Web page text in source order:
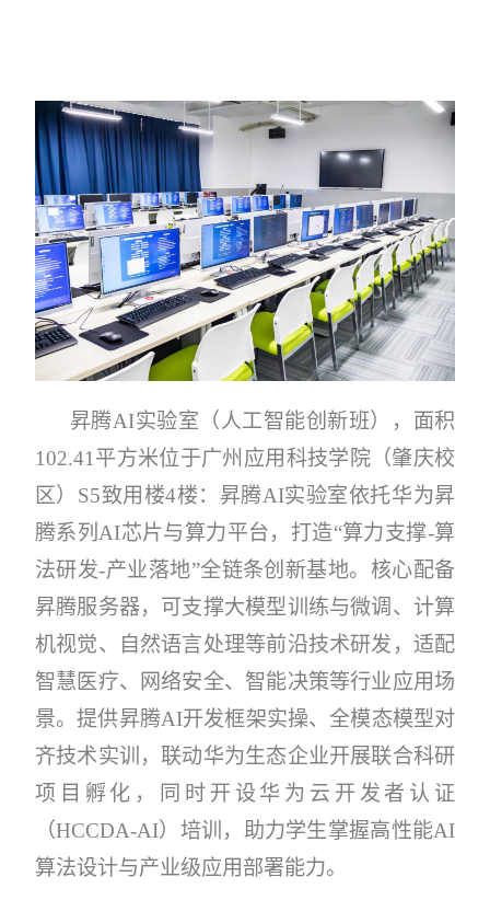
昇腾AI实验室（人工智能创新班），面积
102.41平方米位于广州应用科技学院（肇庆校
区）S5致用楼4楼：昇腾AI实验室依托华为昇
腾系列AI芯片与算力平台，打造“算力支撑-算
法研发-产业落地”全链条创新基地。核心配备
昇腾服务器，可支撑大模型训练与微调、计算
机视觉、自然语言处理等前沿技术研发，适配
智慧医疗、网络安全、智能决策等行业应用场
景。提供昇腾AI开发框架实操、全模态模型对
齐技术实训，联动华为生态企业开展联合科研
项目孵化，同时开设华为云开发者认证
（HCCDA-AI）培训，助力学生掌握高性能AI
算法设计与产业级应用部署能力。